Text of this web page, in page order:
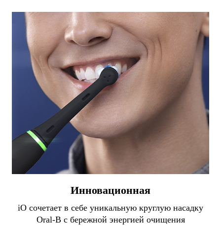
Инновационная
iO сочетает в себе уникальную круглую насадку
Oral-B с бережной энергией очищения